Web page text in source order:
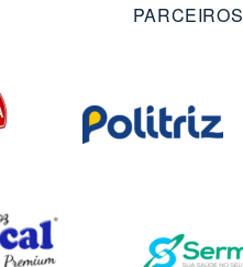
PARCEIROS